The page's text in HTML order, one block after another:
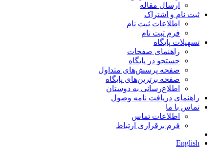
ارسال مقاله
ثبت نام و اشتراک
اطلاعات ثبت نام
فرم ثبت نام
تسهیلات پایگاه
راهنمای صفحات
جستجو در پایگاه
صفحه پرسش‌های متداول
صفحه برترین‌های پایگاه
اطلاع‌رسانی به دوستان
راهنمای دریافت نامه وصول
تماس با ما
اطلاعات تماس
فرم برقراری ارتباط
English